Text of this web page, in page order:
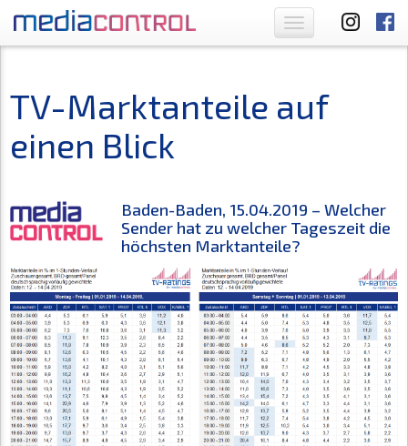
Toggle
navigation
TV-Marktanteile auf
einen Blick
Baden-Baden, 15.04.2019 – Welcher
Sender hat zu welcher Tageszeit die
höchsten Marktanteile?